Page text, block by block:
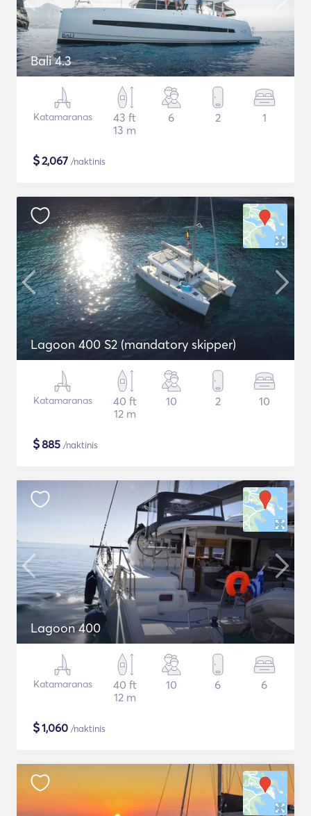
Bali 4.3
Katamaranas
43 ft
13 m
6 2 1
$2,067 /naktinis
Lagoon 400 S2 (mandatory skipper)
Katamaranas
40 ft
12 m
10 2 10
$885 /naktinis
Lagoon 400
Katamaranas
40 ft
12 m
10 6 6
$1,060 /naktinis